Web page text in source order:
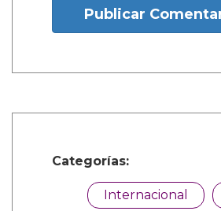
Publicar
Categorías:
Internacional